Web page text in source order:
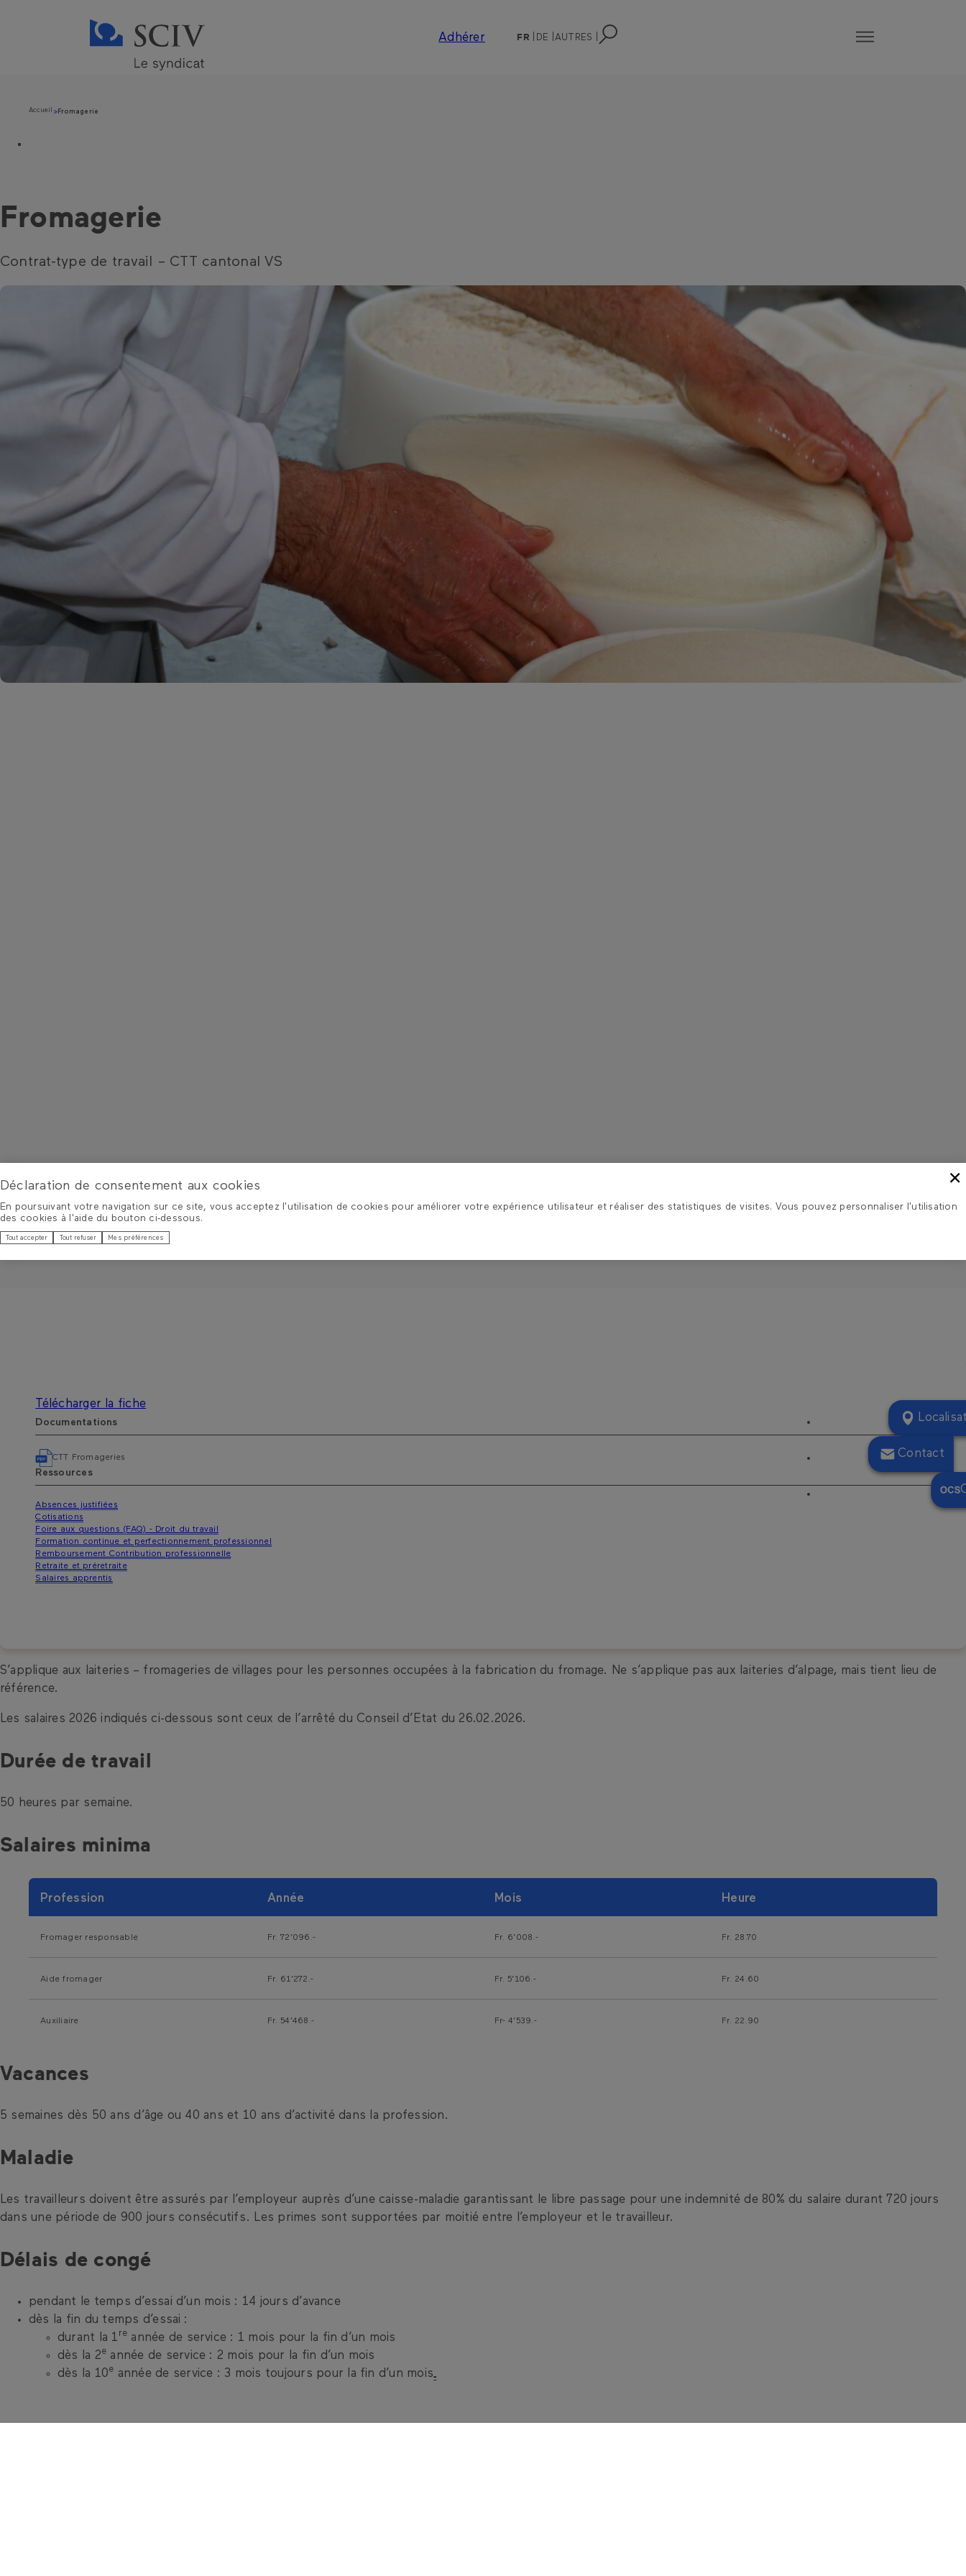
Adhérer FR DE AUTRES
Contact
Accueil Fromagerie
Fromagerie
Contrat-type de travail – CTT cantonal VS
Télécharger la fiche
Documentations
CTT Fromageries
Ressources
Absences justifiées
Cotisations
Foire aux questions (FAQ) - Droit du travail
Formation continue et perfectionnement professionnel
Remboursement Contribution professionnelle
Retraite et préretraite
Salaires apprentis
S’applique aux laiteries – fromageries de villages pour les personnes occupées à la fabrication du fromage. Ne s’applique pas aux laiteries d’alpage, mais tient lieu de
référence.
Les salaires 2026 indiqués ci-dessous sont ceux de l’arrêté du Conseil d’Etat du 26.02.2026.
Durée de travail
50 heures par semaine.
Salaires minima
Profession Année Mois Heure
Fromager responsable Fr. 72’096.- Fr. 6’008.- Fr. 28.70
Aide fromager Fr. 61’272.- Fr. 5’106.- Fr. 24.60
Auxiliaire Fr. 54’468.- Fr- 4’539.- Fr. 22.90
Vacances
5 semaines dès 50 ans d’âge ou 40 ans et 10 ans d’activité dans la profession.
Maladie
Les travailleurs doivent être assurés par l’employeur auprès d’une caisse-maladie garantissant le libre passage pour une indemnité de 80% du salaire durant 720 jours
dans une période de 900 jours consécutifs. Les primes sont supportées par moitié entre l’employeur et le travailleur.
Délais de congé
pendant le temps d’essai d’un mois : 14 jours d’avance
dès la fin du temps d’essai :
durant la 1 re année de service : 1 mois pour la fin d’un mois
dès la 2e année de service : 2 mois pour la fin d’un mois
dès la 10e année de service : 3 mois toujours pour la fin d’un mois‑
×
Déclaration de consentement aux cookies
En poursuivant votre navigation sur ce site, vous acceptez l'utilisation de cookies pour améliorer votre expérience utilisateur et réaliser des statistiques de visites. Vous pouvez personnaliser l'utilisation
des cookies à l'aide du bouton ci-dessous.
Tout accepter Tout refuser Mes préférences